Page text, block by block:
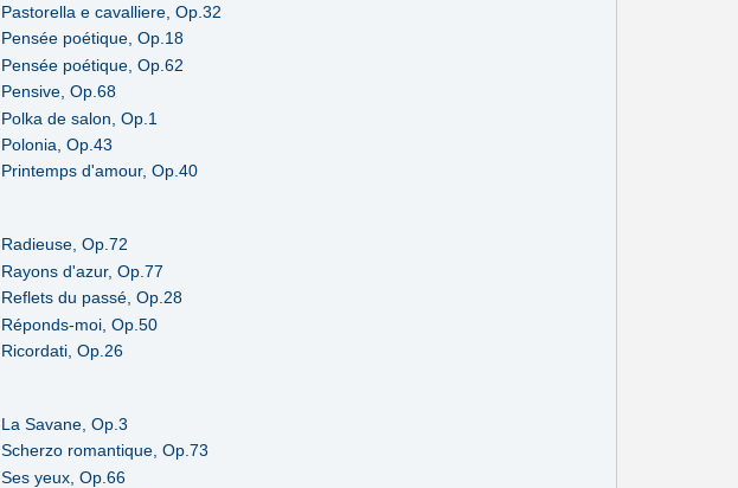
Pastorella e cavalliere, Op.32
Pensée poétique, Op.18
Pensée poétique, Op.62
Pensive, Op.68
Polka de salon, Op.1
Polonia, Op.43
Printemps d'amour, Op.40
Radieuse, Op.72
Rayons d'azur, Op.77
Reflets du passé, Op.28
Réponds-moi, Op.50
Ricordati, Op.26
La Savane, Op.3
Scherzo romantique, Op.73
Ses yeux, Op.66